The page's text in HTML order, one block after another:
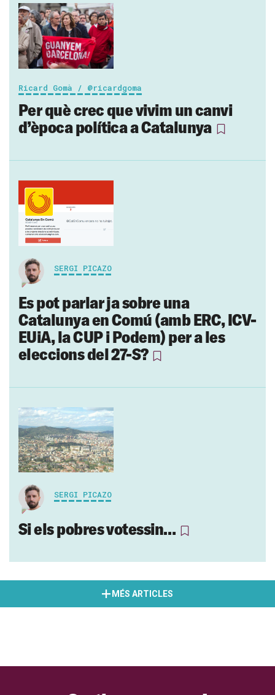
Ricard Gomà / @ricardgoma
Per què crec que vivim un canvi
d’època política a Catalunya
SERGI PICAZO
Es pot parlar ja sobre una
Catalunya en Comú (amb ERC, ICV-
EUiA, la CUP i Podem) per a les
eleccions del 27-S?
SERGI PICAZO
Si els pobres votessin…
MÉS ARTICLES